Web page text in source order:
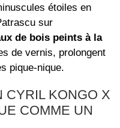
étoiles en
sur
de bois peints à la
de vernis, prolongent
pique-nique.
CYRIL KONGO X
COMME UN